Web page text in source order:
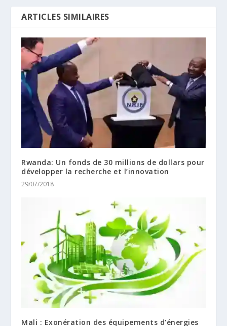
ARTICLES SIMILAIRES
Rwanda: Un fonds de 30 millions de dollars pour
développer la recherche et l’innovation
29/07/2018
Mali : Exonération des équipements d’énergies